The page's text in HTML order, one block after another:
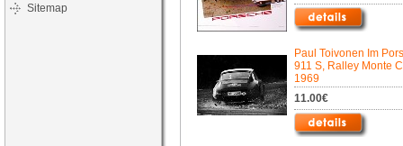
Sitemap
Paul Toivonen Im
911 S, Ralley Monte
1969
11.00€